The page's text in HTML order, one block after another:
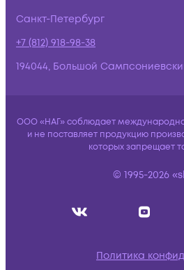
Санкт-Петербург
+7 (812) 918-98-38
194044, Большой
ООО «НАГ» соблюдает
и не поставляет продукцию
которых запрещает
© 1995-2026
Политика